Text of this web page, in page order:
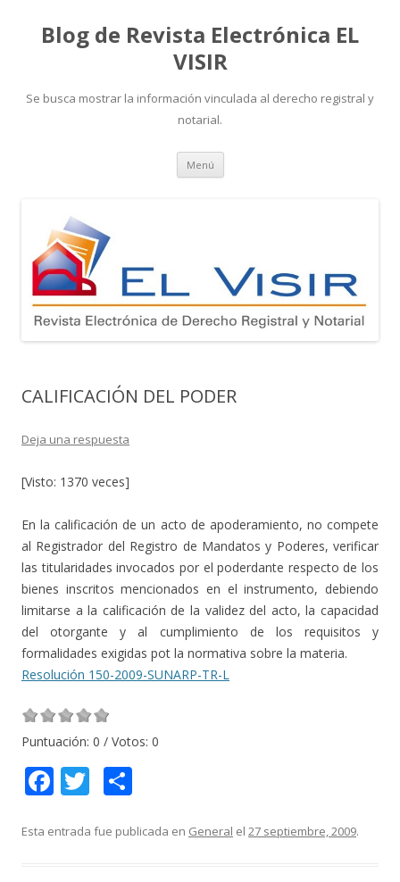
Blog de Revista Electrónica EL
VISIR
Se busca mostrar la información vinculada al derecho registral y
notarial.
Menú Ir
contenido
CALIFICACIÓN DEL PODER
Deja una respuesta
[Visto: 1370 veces]
En la calificación de un acto de apoderamiento, no compete
al Registrador del Registro de Mandatos y Poderes, verificar
las titularidades invocados por el poderdante respecto de los
bienes inscritos mencionados en el instrumento, debiendo
limitarse a la calificación de la validez del acto, la capacidad
del otorgante y al cumplimiento de los requisitos y
formalidades exigidas pot la normativa sobre la materia.
Resolución 150-2009-SUNARP-TR-L
Puntuación: 0 / Votos: 0
F
e
T
itt m
Esta entrada fue publicada en General el 27 septiembre, 2009.